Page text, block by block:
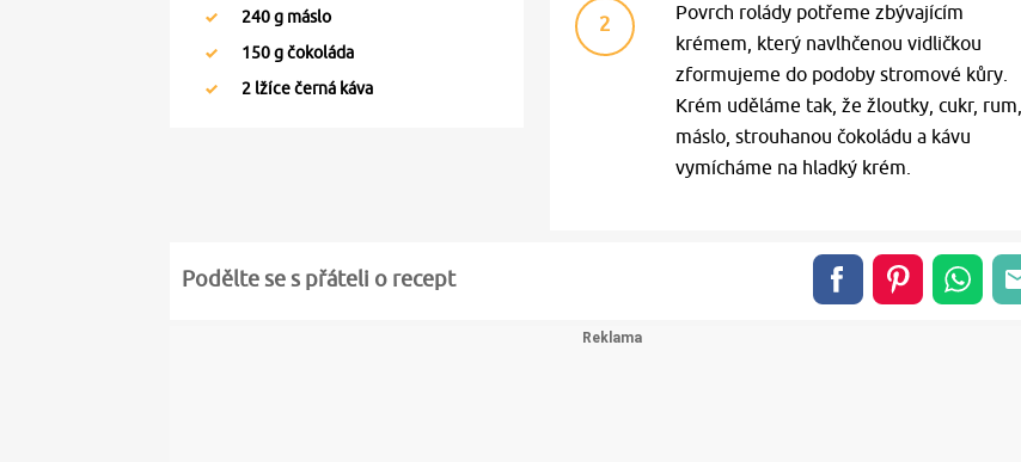
240g máslo
150g čokoláda
2 lžíce černá káva
2
Povrch rolády potřeme zbývajícím
krémem, který navlhčenou vidličkou
zformujeme do podoby stromové kůry.
Krém uděláme tak, že žloutky, cukr, rum,
máslo, strouhanou čokoládu a kávu
vymícháme na hladký krém.
Podělte se s přáteli o recept